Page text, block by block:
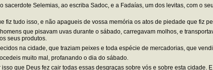
sacerdote Selemias, ao escriba Sadoc, e a Fadaías, um dos levitas, com o
fiz tudo isso, e não apagueis de vossa memória os atos de piedade que fiz
que pisavam uvas durante o sábado, carregavam molhos, e
seus produtos.
na cidade, que traziam peixes e toda espécie de mercadorias, que
muito mal, profanando o dia do sábado.
que Deus fez cair todas essas desgraças sobre vós e sobre esta